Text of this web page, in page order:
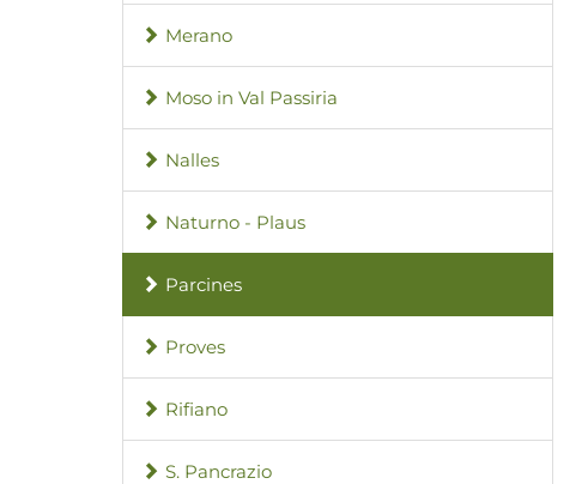
Merano
Moso in Val Passiria
Nalles
Naturno - Plaus
Parcines
Proves
Rifiano
S. Pancrazio